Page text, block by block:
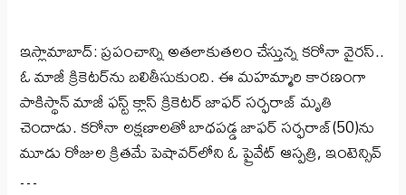
ఇస్లామాబాద్: ప్రపంచాన్ని అతలాకుతలం చేస్తున్న కరోనా వైరస్..
ఓ మాజీ క్రికెటర్‌ను బలితీసుకుంది. ఈ మ‌హ‌మ్మారి కార‌ణంగా
పాకిస్థాన్ మాజీ ఫస్ట్ క్లాస్ క్రికెట‌ర్ జాఫ‌ర్ స‌ర్ఫ‌రాజ్‌ మృతి
చెందాడు. క‌రోనా ల‌క్ష‌ణాల‌తో బాధపడ్డ జాఫర్ సర్ఫరాజ్‌(50)ను
మూడు రోజుల క్రితమే పెషావ‌ర్‌లోని ఓ ప్రైవేట్ ఆస్ప‌త్రి, ఇంటెన్సివ్
…